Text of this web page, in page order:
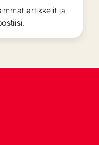
artikkelit ja